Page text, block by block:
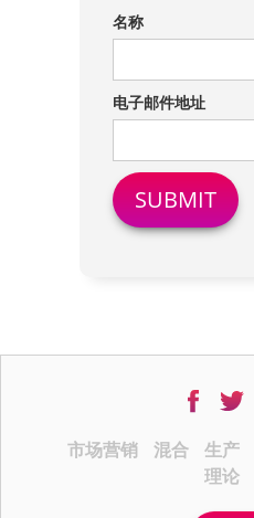
名称
电子邮件地址
市场营销 混合 生产
理论